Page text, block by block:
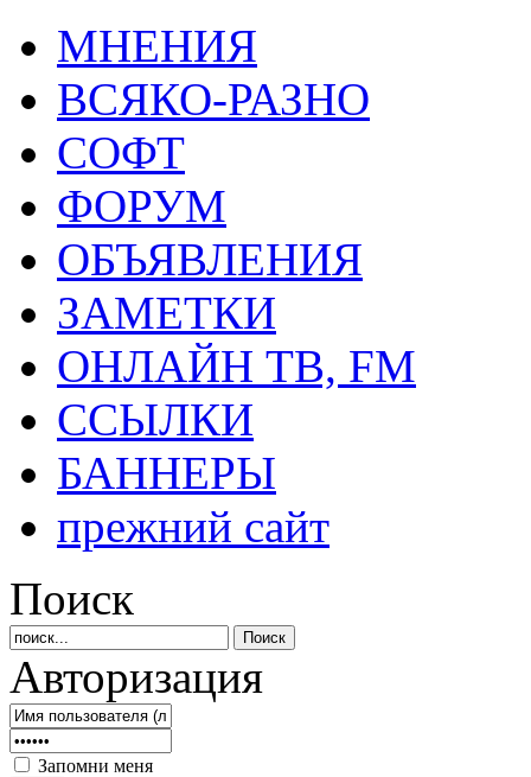
МНЕНИЯ
ВСЯКО-РАЗНО
СОФТ
ФОРУМ
ОБЪЯВЛЕНИЯ
ЗАМЕТКИ
ОНЛАЙН ТВ, FM
ССЫЛКИ
БАННЕРЫ
прежний сайт
Поиск
Авторизация
Запомни меня